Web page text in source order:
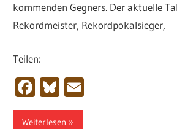
kommenden Gegners. Der aktuelle
Rekordmeister, Rekordpokalsieger,
Teilen:
Facebook
Bluesky
Weiterlesen